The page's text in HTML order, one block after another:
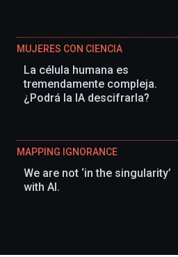
MUJERES CON CIENCIA
La célula humana es
tremendamente compleja.
¿Podrá la IA descifrarla?
MAPPING IGNORANCE
We are not ‘in the singularity’
with AI.